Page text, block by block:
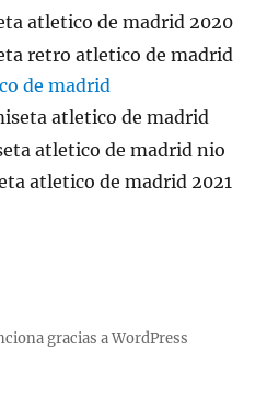
gracias a WordPress